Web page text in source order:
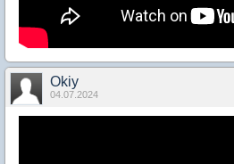
Okiy
04.07.2024